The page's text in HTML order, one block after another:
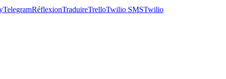
TelegramRéflexionTraduireTrelloTwilio SMSTwilio